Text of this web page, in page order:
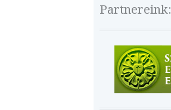
Partnereink: